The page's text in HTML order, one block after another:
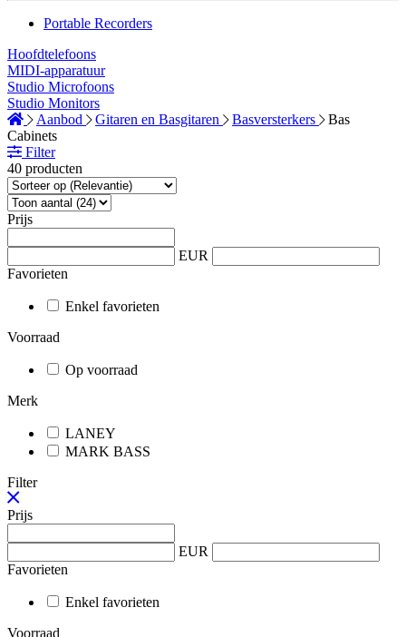
Portable Recorders
Hoofdtelefoons
MIDI-apparatuur
Studio Microfoons
Studio Monitors
Aanbod
Gitaren en Basgitaren Basversterkers
Bas
Cabinets
Filter
40 producten
Prijs
EUR
Favorieten
Enkel favorieten
Voorraad
Op voorraad
Merk
LANEY
MARK BASS
Filter
Prijs
EUR
Favorieten
Enkel favorieten
Voorraad